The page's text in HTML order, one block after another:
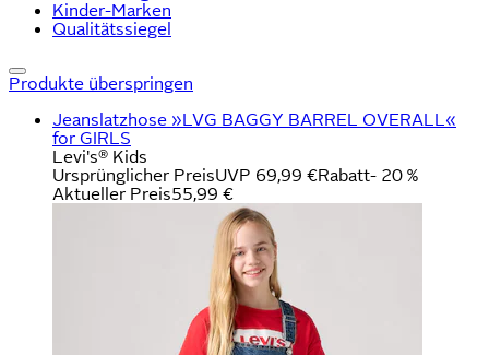
Kinder-Marken
Qualitätssiegel
Produkte überspringen
Jeanslatzhose »LVG BAGGY BARREL OVERALL«
for GIRLS
Levi's® Kids
Ursprünglicher PreisUVP 69,99 €Rabatt- 20 %
Aktueller Preis55,99 €